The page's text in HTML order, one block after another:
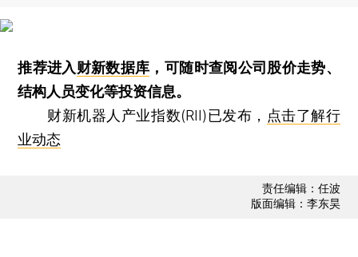
推荐进入财新数据库 ，可随时查阅公司股价走势、
结构人员变化等投资信息。
财新机器人产业指数(RII)已发布， 点击了解行
业动态
责任编辑：任波
版面编辑：李东昊